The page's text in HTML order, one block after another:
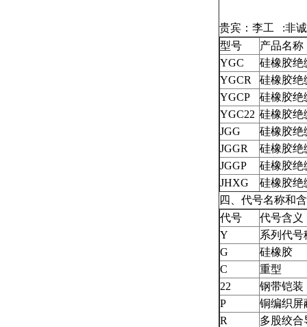
贵宾：李工 :非
型号
产品名称
YGC
硅橡胶绝
YGCR
硅橡胶绝
YGCP
硅橡胶绝
YGC22 硅橡胶绝
JGG
硅橡胶绝
JGGR
硅橡胶绝
JGGP
硅橡胶绝
JHXG
硅橡胶绝
四、代号名称和含
代号
代号含义
Y
系列代号
G
硅橡胶
C
重型
22
钢带铠装
P
铜编织屏
R
多股绞合